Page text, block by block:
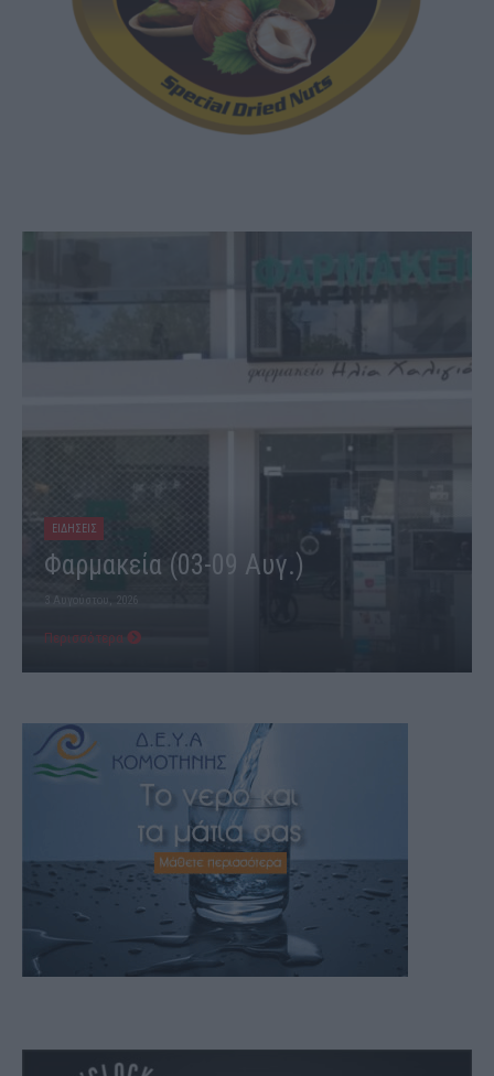
ΕΙΔΗΣΕΙΣ
Φαρμακεία (03-09 Αυγ.)
3 Αυγούστου, 2026
Περισσότερα